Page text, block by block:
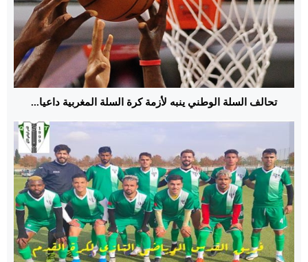
تحالف السلة الوطني ينبه لأزمة كرة السلة المغربية داعيا...